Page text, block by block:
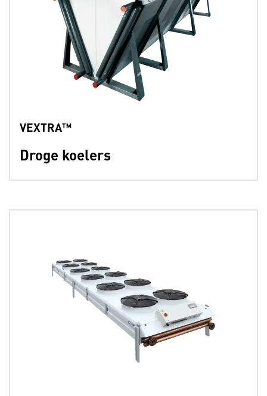
Droge koelers
VEXTRA™